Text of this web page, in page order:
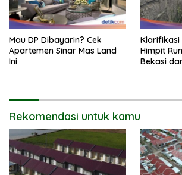
Mau DP Dibayarin? Cek
Apartemen Sinar Mas Land
Ini
Klarifikasi
Himpit
Bekasi
Rekomendasi untuk kamu